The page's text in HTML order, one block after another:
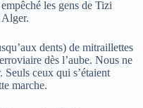
les gens de Tizi
Alger.
dents) de mitraillettes
dès l’aube. Nous ne
ceux qui s’étaient
marche.